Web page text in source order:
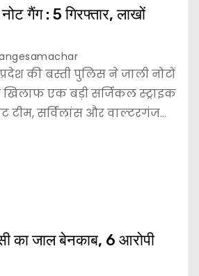
गैंग : 5 गिरफ्तार, लाखों
प्रदेश की बस्ती पुलिस ने जाली नोटों
एक बड़ी सर्जिकल स्ट्राइक
टीम, सर्विलांस और वाल्टरगंज…
का जाल बेनकाब, 6 आरोपी